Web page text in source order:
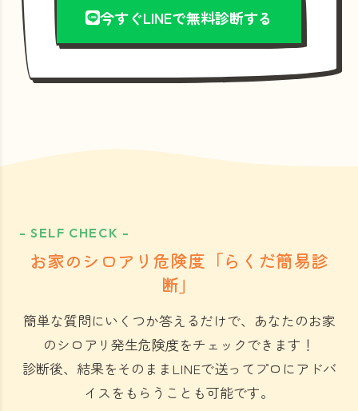
今すぐLINEで無料診断する
- SELF CHECK -
お家のシロアリ危険度「らくだ簡易診
断」
簡単な質問にいくつか答えるだけで、あなたのお家
のシロアリ発生危険度をチェックできます！
診断後、結果をそのままLINEで送ってプロにアドバ
イスをもらうことも可能です。